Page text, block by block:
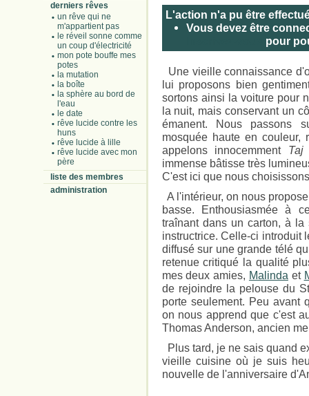
derniers rêves
un rêve qui ne
m'appartient pas
le réveil sonne comme
un coup d'électricité
mon pote bouffe mes
potes
la mutation
la boîte
la sphère au bord de
l'eau
le date
rêve lucide contre les
huns
rêve lucide à lille
rêve lucide avec mon
père
liste des membres
administration
L'action n'a pu être
Vous devez être
pour
Une vieille connaissance
lui proposons bien
sortons ainsi la voiture pour
la nuit, mais conservant un
émanent. Nous passons
mosquée haute en
appelons innocemment
immense bâtisse très
C'est ici que nous
A l'intérieur, on nous
basse. Enthousiasmée à
traînant dans un carton, à la
instructrice. Celle-ci introduit
diffusé sur une grande télé
retenue critiqué la qualité
mes deux amies, Malinda et
de rejoindre la pelouse du
porte seulement. Peu avant
on nous apprend que c'est
Thomas Anderson, ancien
Plus tard, je ne sais quand
vieille cuisine où je suis
nouvelle de l'anniversaire